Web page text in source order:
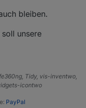
Alles was sie
sich mit simplen
mehr ganz so gefällt
bleiben.
soll unsere
Tidy, vis-inventwo,
icontwo
PayPal